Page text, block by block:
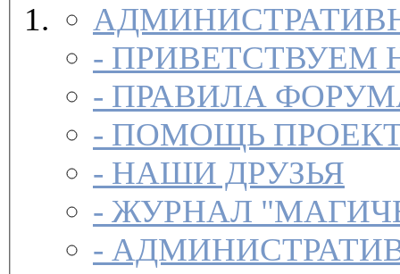
- ПРИВЕТСТВУЕМ
-
ПРАВИЛА
- ПОМОЩЬ
- НАШИ ДРУЗЬЯ
- ЖУРНАЛ
-